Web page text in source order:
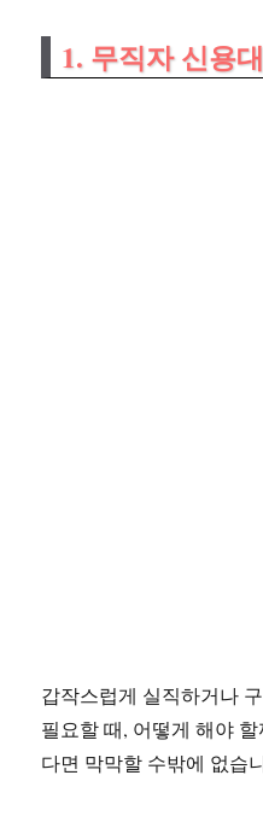
1. 무직자 신용
갑작스럽게 실직하거나
필요할 때, 어떻게 해야
다면 막막할 수밖에 없습